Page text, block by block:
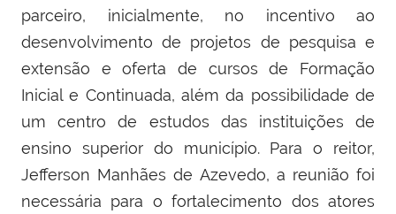
parceiro, inicialmente, no incentivo ao
desenvolvimento de projetos de pesquisa e
extensão e oferta de cursos de Formação
Inicial e Continuada, além da possibilidade de
um centro de estudos das instituições de
ensino superior do município. Para o reitor,
Jefferson Manhães de Azevedo, a reunião foi
necessária para o fortalecimento dos atores